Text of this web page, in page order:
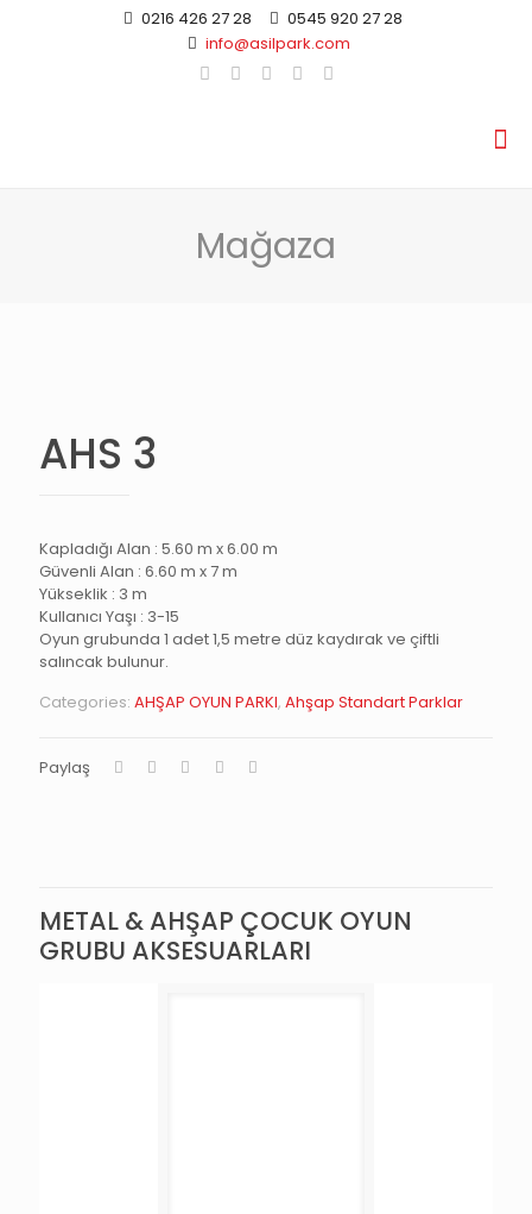
0216 426 27 28
0545 920 27 28
info@asilpark.com
Mağaza
AHS 3
Kapladığı Alan : 5.60 m x 6.00 m
Güvenli Alan : 6.60 m x 7 m
Yükseklik : 3 m
Kullanıcı Yaşı : 3-15
Oyun grubunda 1 adet 1,5 metre düz kaydırak ve çiftli
salıncak bulunur.
Categories: AHŞAP OYUN PARKI, Ahşap Standart Parklar
Paylaş
METAL & AHŞAP ÇOCUK OYUN
GRUBU AKSESUARLARI